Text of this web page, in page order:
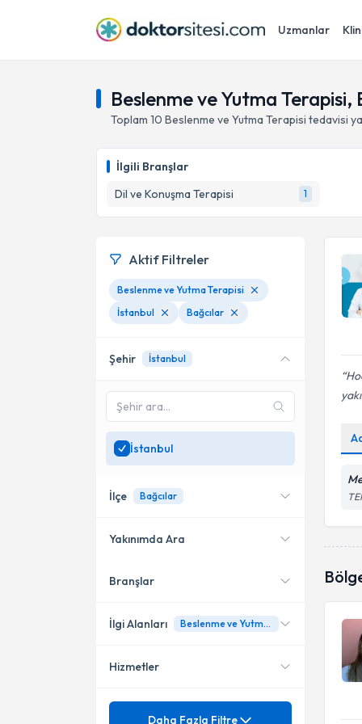
Uzmanlar
Beslenme ve Yutma Terapisi,
Toplam 10 Beslenme ve Yutma Terapisi tedavisi
İlgili Branşlar
Dil ve Konuşma Terapisi
1
Aktif Filtreler
Beslenme ve Yutma Terapisi
İstanbul
Bağcılar
Şehir İstanbul
İstanbul
İlçe Bağcılar
Ataşehir
Bağcılar
Yakınımda Ara
Konumuma yakın uzmanları
Branşlar
Dil ve Konuşma Terapisi
İlgi Alanları Beslenme ve Yutma Terapisi
Afazi
Hizmetler
Mezuniyet
Daha Fazla Filtre